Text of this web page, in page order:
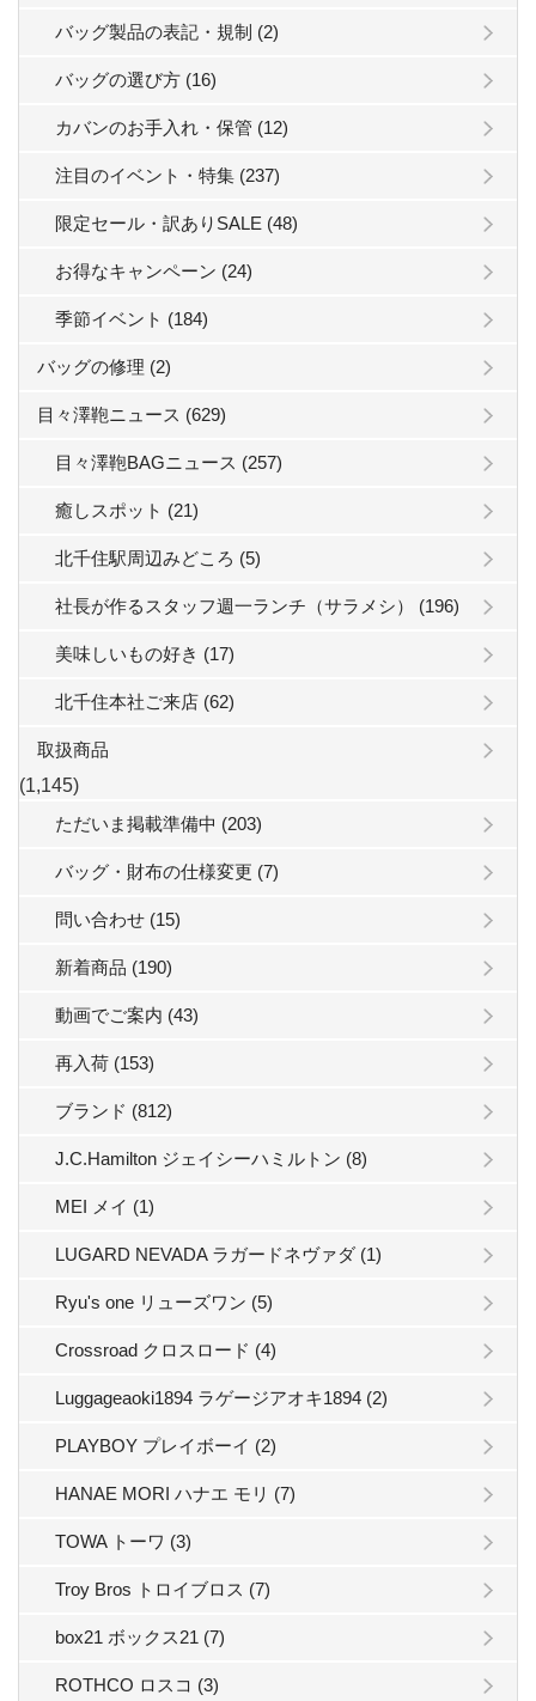
バッグ製品の表記・規制 (2)
バッグの選び方 (16)
カバンのお手入れ・保管 (12)
注目のイベント・特集 (237)
限定セール・訳ありSALE (48)
お得なキャンペーン (24)
季節イベント (184)
バッグの修理 (2)
目々澤鞄ニュース (629)
目々澤鞄BAGニュース (257)
癒しスポット (21)
北千住駅周辺みどころ (5)
社長が作るスタッフ週一ランチ（サラメシ） (196)
美味しいもの好き (17)
北千住本社ご来店 (62)
取扱商品
(1,145)
ただいま掲載準備中 (203)
バッグ・財布の仕様変更 (7)
問い合わせ (15)
新着商品 (190)
動画でご案内 (43)
再入荷 (153)
ブランド (812)
J.C.Hamilton ジェイシーハミルトン (8)
MEI メイ (1)
LUGARD NEVADA ラガードネヴァダ (1)
Ryu's one リューズワン (5)
Crossroad クロスロード (4)
Luggageaoki1894 ラゲージアオキ1894 (2)
PLAYBOY プレイボーイ (2)
HANAE MORI ハナエ モリ (7)
TOWA トーワ (3)
Troy Bros トロイブロス (7)
box21 ボックス21 (7)
ROTHCO ロスコ (3)